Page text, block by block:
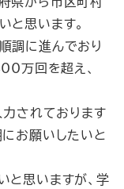
と思います。
調に進んでおり
万回を超え、
されております
お願いしたいと
と思いますが、学